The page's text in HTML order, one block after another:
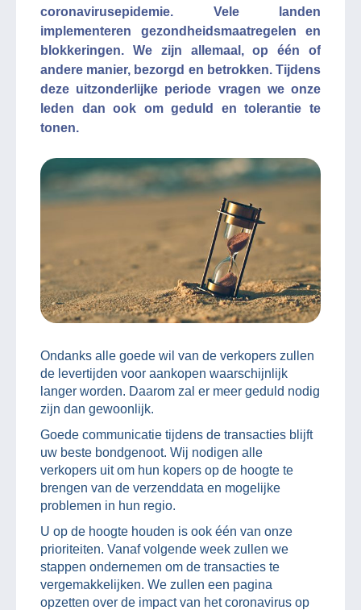
coronavirusepidemie. Vele landen
implementeren gezondheidsmaatregelen en
blokkeringen. We zijn allemaal, op één of
andere manier, bezorgd en betrokken. Tijdens
deze uitzonderlijke periode vragen we onze
leden dan ook om geduld en tolerantie te
tonen.
Ondanks alle goede wil van de verkopers zullen
de levertijden voor aankopen waarschijnlijk
langer worden. Daarom zal er meer geduld nodig
zijn dan gewoonlijk.
Goede communicatie tijdens de transacties blijft
uw beste bondgenoot. Wij nodigen alle
verkopers uit om hun kopers op de hoogte te
brengen van de verzenddata en mogelijke
problemen in hun regio.
U op de hoogte houden is ook één van onze
prioriteiten. Vanaf volgende week zullen we
stappen ondernemen om de transacties te
vergemakkelijken. We zullen een pagina
opzetten over de impact van het coronavirus op